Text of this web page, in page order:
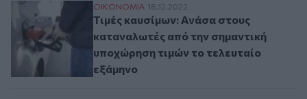
Τιμές καυσίμων: Ανάσα στους
ΟΙΚΟΝΟΜΙΑ 18.12.2022
Τιμές καυσίμων: Ανάσα στους
καταναλωτές από την σημαντική
υποχώρηση τιμών το τελευταίο
εξάμηνο